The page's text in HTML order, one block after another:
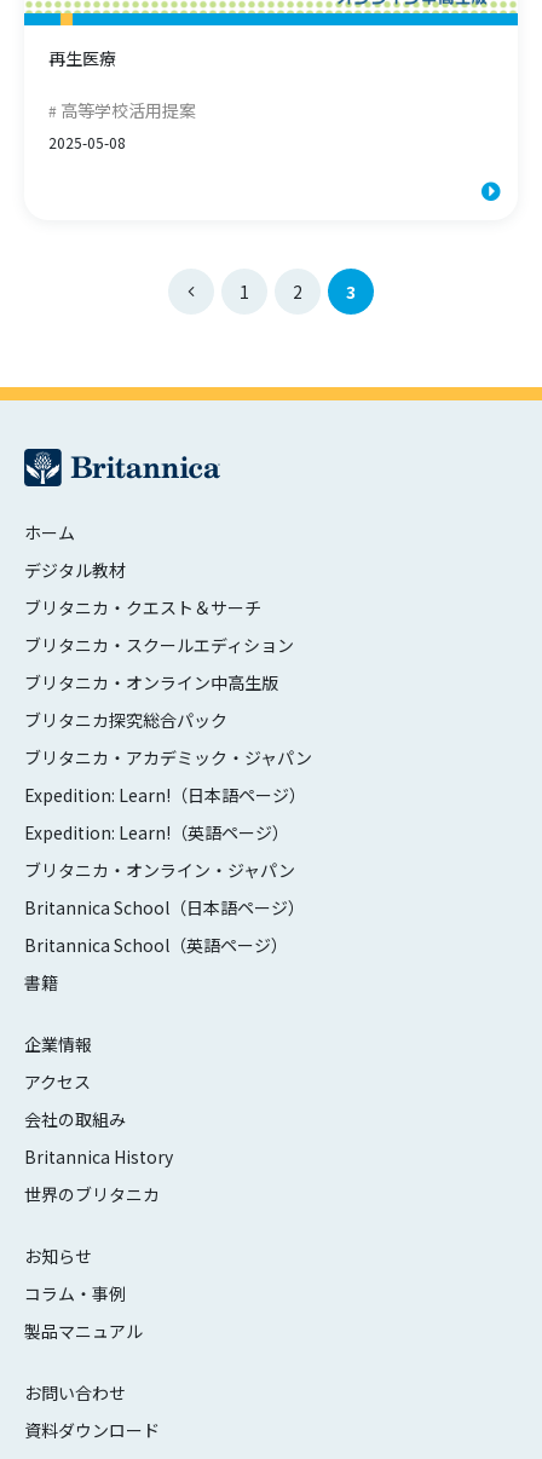
再生医療
高等学校活用提案
2025-05-08
1 2 3
ホーム
デジタル教材
ブリタニカ・クエスト＆サーチ
ブリタニカ・スクールエディション
ブリタニカ・オンライン中高生版
ブリタニカ探究総合パック
ブリタニカ・アカデミック・ジャパン
Expedition: Learn!（日本語ページ）
Expedition: Learn!（英語ページ）
ブリタニカ・オンライン・ジャパン
Britannica School（日本語ページ）
Britannica School（英語ページ）
書籍
企業情報
アクセス
会社の取組み
Britannica History
世界のブリタニカ
お知らせ
コラム・事例
製品マニュアル
お問い合わせ
資料ダウンロード